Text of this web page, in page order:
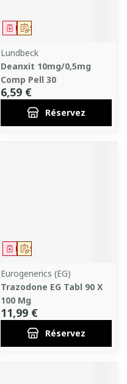
Sur prescription
Médicament
Lundbeck
Deanxit 10mg/0,5mg
Comp Pell 30
6,59 €
Réservez
Sur prescription
Médicament
Eurogenerics (EG)
Trazodone EG Tabl 90 X
100 Mg
11,99 €
Réservez